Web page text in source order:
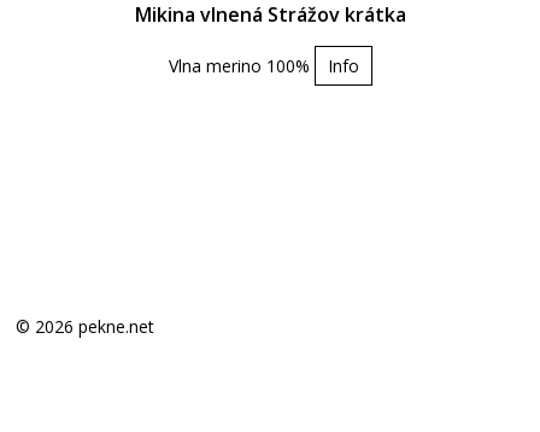
Mikina vlnená Strážov krátka
Vlna merino 100% Info
© 2026 pekne.net